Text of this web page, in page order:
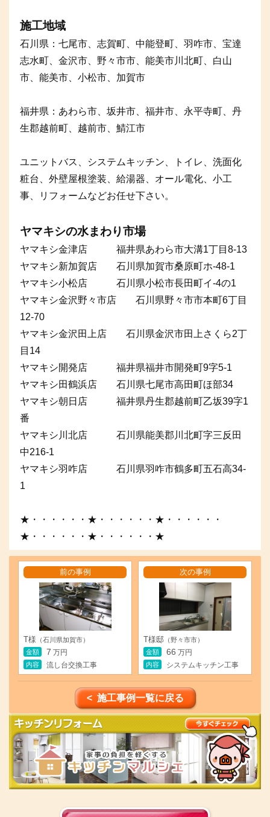
施工地域
石川県：七尾市、志賀町、中能登町、羽咋市、宝達
志水町、金沢市、野々市市、能美市川北町、白山
市、能美市、小松市、加賀市
福井県：あわら市、坂井市、福井市、永平寺町、丹
生郡越前町、越前市、鯖江市
ユニットバス、システムキッチン、トイレ、洗面化
粧台、外壁屋根塗装、給湯器、オール電化、小工
事、リフォームなどお任せ下さい。
ヤマキシの水まわり市場
ヤマキシ金津店 福井県あわら市大溝1丁目8-13
ヤマキシ新加賀店 石川県加賀市桑原町ホ-48-1
ヤマキシ小松店 石川県小松市長田町イ-4の1
ヤマキシ金沢野々市店 石川県野々市市本町6丁目
12-70
ヤマキシ金沢田上店 石川県金沢市田上さくら2丁
目14
ヤマキシ開発店 福井県福井市開発町9字5-1
ヤマキシ田鶴浜店 石川県七尾市高田町ほ部34
ヤマキシ朝日店 福井県丹生郡越前町乙坂39字1
番
ヤマキシ川北店 石川県能美郡川北町字三反田
中216-1
ヤマキシ羽咋店 石川県羽咋市鶴多町五石高34-
1
★・・・・・・★・・・・・・★・・・・・・
★・・・・・・★・・・・・・★
前の事例
T様 （石川県加賀市）
金額
7 万円
内容
流し台交換工事
次の事例
T様邸 （野々市市）
金額
66 万円
内容
システムキッチン工事
< 施工事例一覧に戻る